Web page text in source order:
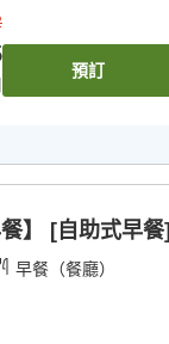
預訂
】 [自助式早餐]
早餐（餐廳）